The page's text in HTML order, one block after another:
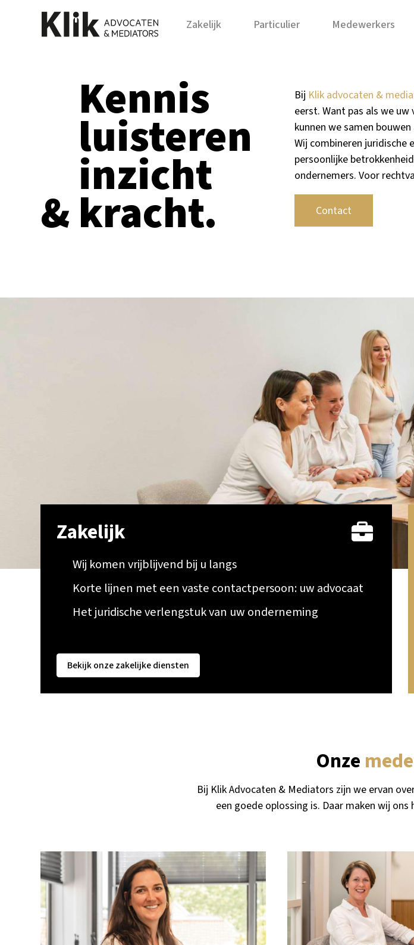
Zakelijk Particulier Medewerkers
Kennis
luisteren
inzicht
& kracht.
Bij Klik advocaten &
eerst. Want pas als we uw
kunnen we samen
Wij combineren juridische
persoonlijke
ondernemers. Voor
Contact
Zakelijk
Wij komen vrijblijvend bij u langs
Korte lijnen met een vaste contactpersoon: uw advocaat
Het juridische verlengstuk van uw onderneming
Bekijk onze zakelijke diensten
Onze
Bij Klik Advocaten & Mediators zijn we ervan
een goede oplossing is. Daar maken wij